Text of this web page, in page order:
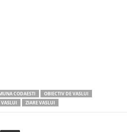
CODAESTI
OBIECTIV DE VASLUI
VASLUI ZIARE VASLUI